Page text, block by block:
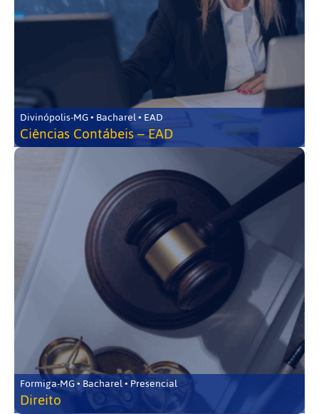
Divinópolis-MG • Bacharel • EAD
Ciências Contábeis – EAD
Formiga-MG • Bacharel • Presencial
Direito